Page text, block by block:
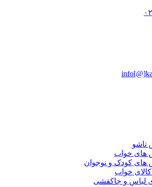
تاشو
های خواب
کودک و نوجوان
خواب
لباس و جاکفشی